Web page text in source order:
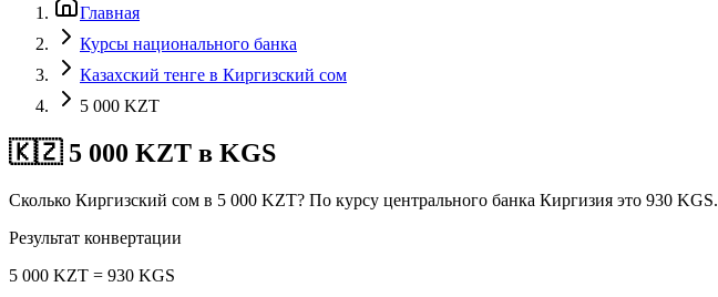
Главная
Курсы национального банка
Казахский тенге в Киргизский сом
5 000 KZT
🇰🇿 5 000 KZT в KGS
Сколько Киргизский сом в 5 000 KZT? По курсу центрального банка Киргизия это 930 KGS.
Результат конвертации
5 000 KZT = 930 KGS